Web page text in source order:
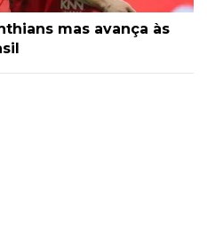
mas avança às